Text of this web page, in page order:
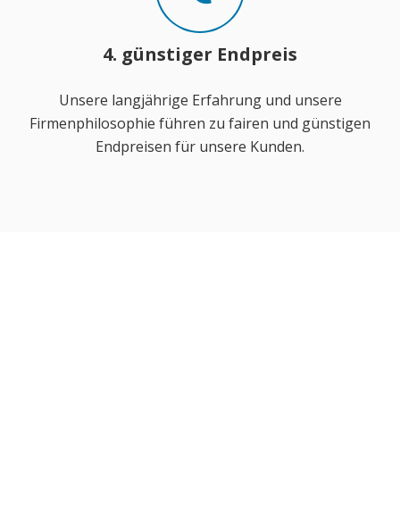
4. günstiger Endpreis
Unsere langjährige Erfahrung und unsere
Firmenphilosophie führen zu fairen und günstigen
Endpreisen für unsere Kunden.